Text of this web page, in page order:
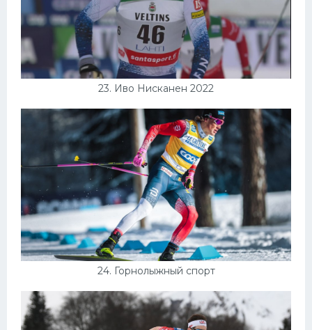
23. Иво Нисканен 2022
24. Горнолыжный спорт